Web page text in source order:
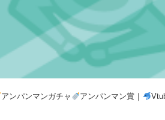
アンパンマンガチャ アンパンマン賞｜